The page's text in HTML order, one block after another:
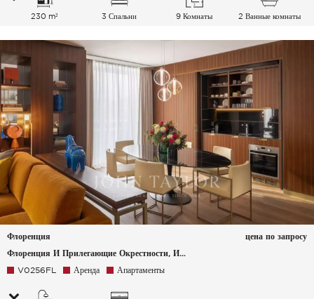
230 m² 3 Спальни 9 Комнаты 2 Ванные комнаты
Флоренция
Флоренция И Прилегающие Окрестности, Италия
цена по запросу
V0256FL Аренда Апартаменты